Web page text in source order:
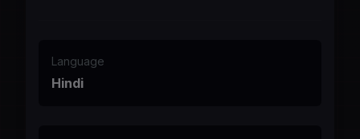
Language
Hindi